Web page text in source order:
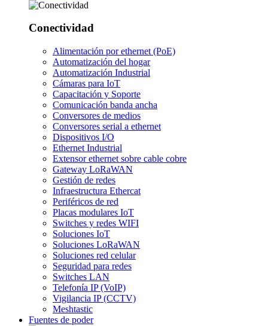
Conectividad
Alimentación por ethernet (PoE)
Automatización del hogar
Automatización Industrial
Cámaras para IoT
Capacitación y Soporte
Comunicación banda ancha
Conversores de medios
Conversores serial a ethernet
Dispositivos I/O
Ethernet Industrial
Extensor ethernet sobre cable cobre
Gateway LoRaWAN
Gestión de redes
Infraestructura Ethercat
Periféricos de red
Placas modulares IoT
Switches y redes WIFI
Soluciones IoT
Soluciones LoRaWAN
Soluciones red celular
Seguridad para redes
Switches LAN
Telefonía IP (VoIP)
Vigilancia IP (CCTV)
Meshtastic
Fuentes de poder